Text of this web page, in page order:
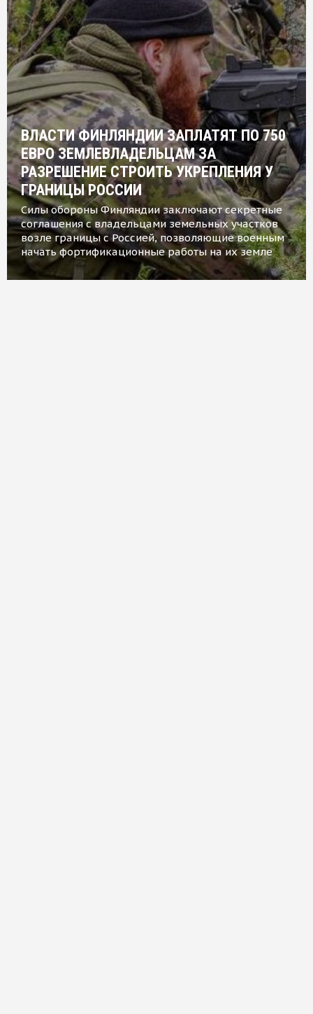
ВЛАСТИ ФИНЛЯНДИИ ЗАПЛАТЯТ ПО 750
ЕВРО ЗЕМЛЕВЛАДЕЛЬЦАМ ЗА
РАЗРЕШЕНИЕ СТРОИТЬ УКРЕПЛЕНИЯ У
ГРАНИЦЫ РОССИИ
Силы обороны Финляндии заключают секретные
соглашения с владельцами земельных участков
возле границы с Россией, позволяющие военным
начать фортификационные работы на их земле